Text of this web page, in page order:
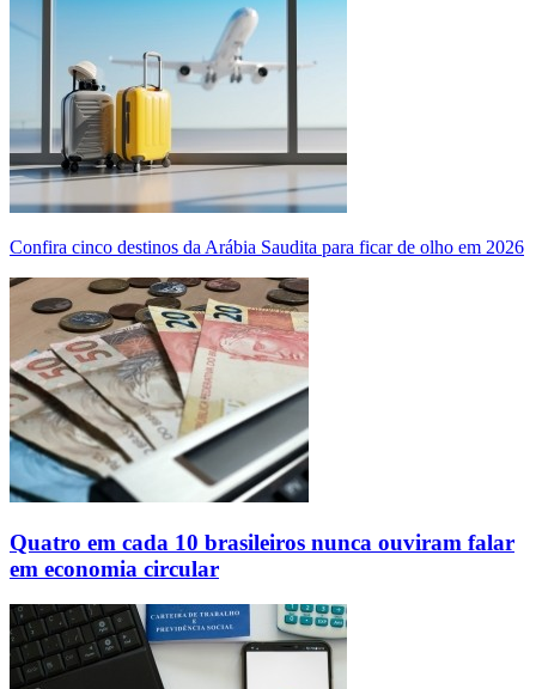
Confira cinco destinos da Arábia Saudita para ficar de olho em 2026
Quatro em cada 10 brasileiros nunca ouviram falar
em economia circular